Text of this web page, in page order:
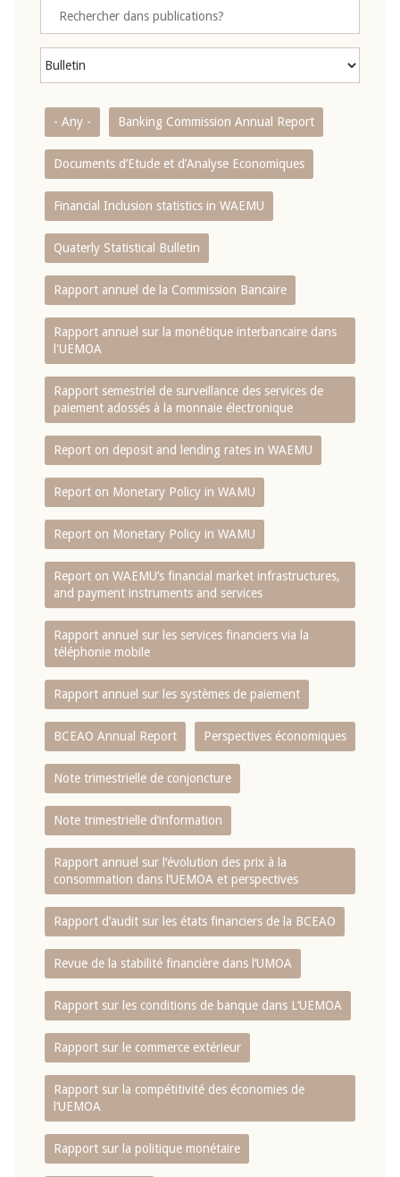
- Any - Banking Commission Annual Report
Documents d’Etude et d’Analyse Economiques
Financial Inclusion statistics in WAEMU
Quaterly Statistical Bulletin
Rapport annuel de la Commission Bancaire
Rapport annuel sur la monétique interbancaire dans
l'UEMOA
Rapport semestriel de surveillance des services de
paiement adossés à la monnaie électronique
Report on deposit and lending rates in WAEMU
Report on Monetary Policy in WAMU
Report on Monetary Policy in WAMU
Report on WAEMU’s financial market infrastructures,
and payment instruments and services
Rapport annuel sur les services financiers via la
téléphonie mobile
Rapport annuel sur les systèmes de paiement
BCEAO Annual Report Perspectives économiques
Note trimestrielle de conjoncture
Note trimestrielle d‘information
Rapport annuel sur l‘évolution des prix à la
consommation dans l‘UEMOA et perspectives
Rapport d‘audit sur les états financiers de la BCEAO
Revue de la stabilité financière dans l‘UMOA
Rapport sur les conditions de banque dans L‘UEMOA
Rapport sur le commerce extérieur
Rapport sur la compétitivité des économies de
l‘UEMOA
Rapport sur la politique monétaire